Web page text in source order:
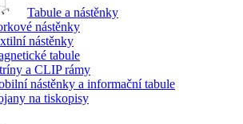
Tabule a nástěnky
nástěnky
nástěnky
tabule
a CLIP rámy
nástěnky a informační tabule
na tiskopisy